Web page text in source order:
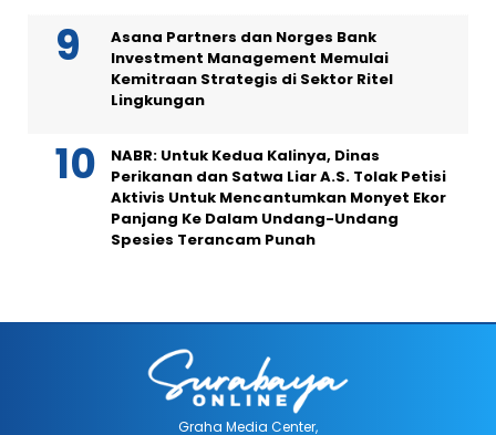
Asana Partners dan Norges Bank
Investment Management Memulai
Kemitraan Strategis di Sektor Ritel
Lingkungan
NABR: Untuk Kedua Kalinya, Dinas
Perikanan dan Satwa Liar A.S. Tolak Petisi
Aktivis Untuk Mencantumkan Monyet Ekor
Panjang Ke Dalam Undang-Undang
Spesies Terancam Punah
Graha Media Center,